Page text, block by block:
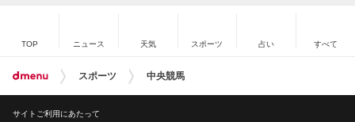
TOP ニュース 天気 スポーツ 占い すべて
スポーツ 中央競馬
サイトご利用にあたって